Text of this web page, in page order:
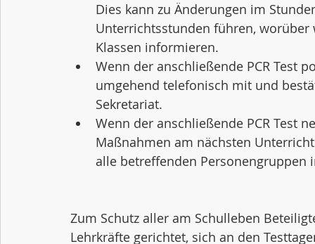
Dies kann zu Änderungen im
Unterrichtsstunden führen,
Klassen informieren.
Wenn der anschließende PCR Test
umgehend telefonisch mit und
Sekretariat.
Wenn der anschließende PCR Test
Maßnahmen am nächsten
alle betreffenden Personengruppen
Zum Schutz aller am Schulleben
Lehrkräfte gerichtet, sich an den